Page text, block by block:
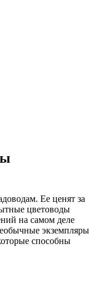
Ее ценят за
цветоводы
на самом деле
экземпляры
способны